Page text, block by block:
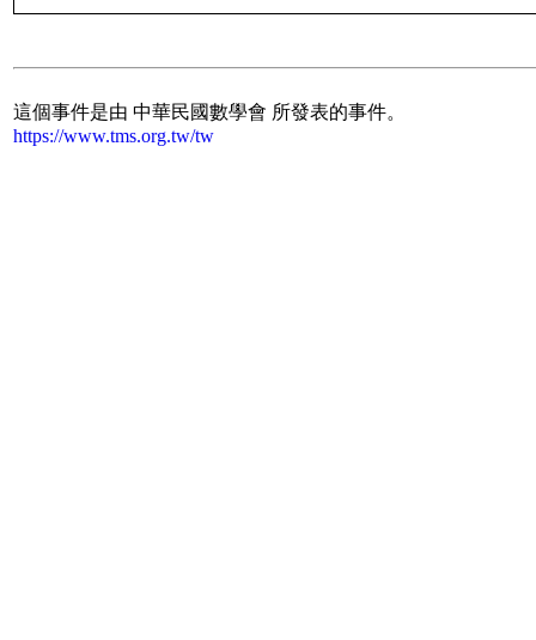
這個事件是由 中華民國數學會 所發表的事件。
https://www.tms.org.tw/tw